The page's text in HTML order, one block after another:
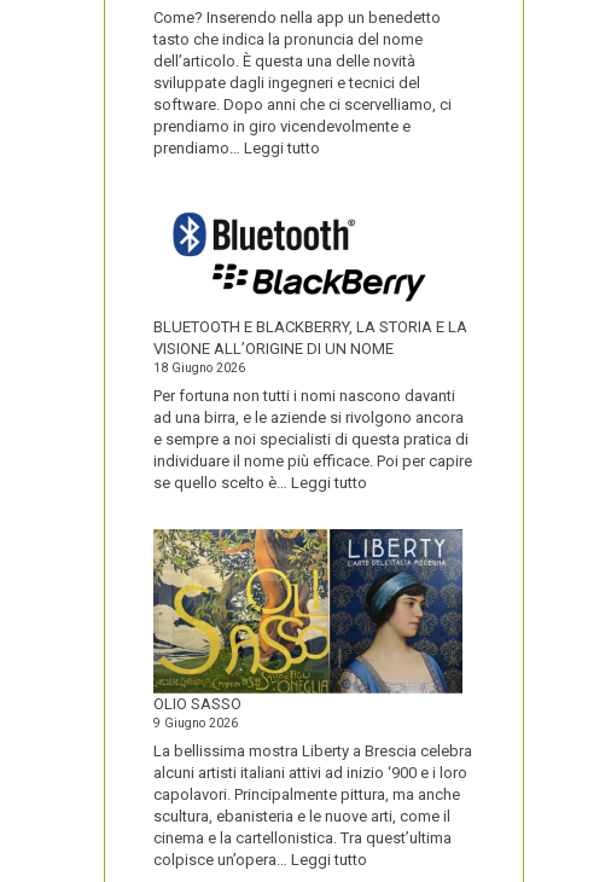
Come? Inserendo nella app un benedetto
tasto che indica la pronuncia del nome
dell’articolo. È questa una delle novità
sviluppate dagli ingegneri e tecnici del
software. Dopo anni che ci scervelliamo, ci
prendiamo in giro vicendevolmente e
prendiamo… Leggi tutto
NOMI
DEI
SUOI
PRODOTTI
BLUETOOTH E BLACKBERRY, LA STORIA E LA
VISIONE ALL’ORIGINE DI UN NOME
18 Giugno 2026
Per fortuna non tutti i nomi nascono davanti
ad una birra, e le aziende si rivolgono ancora
e sempre a noi specialisti di questa pratica di
individuare il nome più efficace. Poi per capire
se quello scelto è… Leggi tutto
BLACKBERRY,
LA
STORIA
E
LA
VISIONE
ALL’ORIGINE
DI
NOME
OLIO SASSO
9 Giugno 2026
La bellissima mostra Liberty a Brescia celebra
alcuni artisti italiani attivi ad inizio ‘900 e i loro
capolavori. Principalmente pittura, ma anche
scultura, ebanisteria e le nuove arti, come il
cinema e la cartellonistica. Tra quest’ultima
colpisce un’opera… Leggi tutto